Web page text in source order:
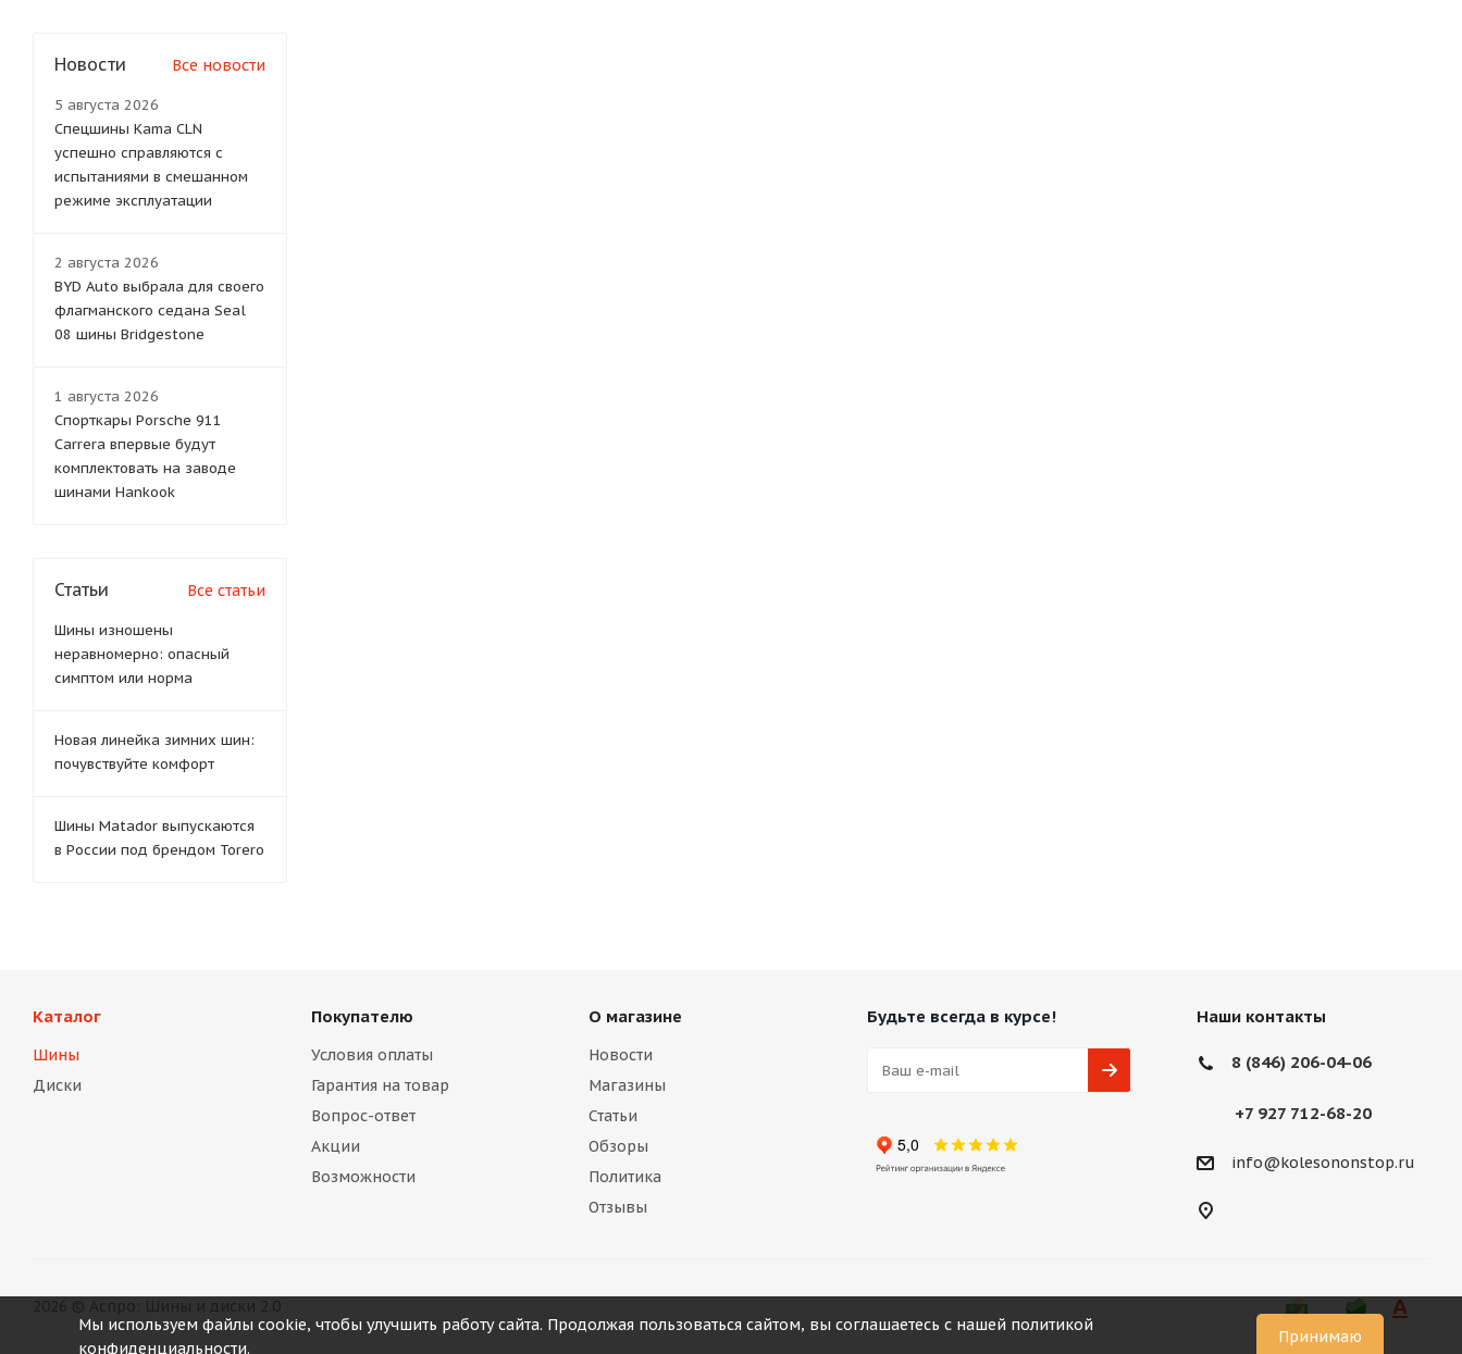
Новости Все новости
5 августа 2026
Спецшины Kama CLN
успешно справляются с
испытаниями в смешанном
режиме эксплуатации
2 августа 2026
BYD Auto выбрала для своего
флагманского седана Seal
08 шины Bridgestone
1 августа 2026
Спорткары Porsche 911
Carrera впервые будут
комплектовать на заводе
шинами Hankook
Статьи Все статьи
Шины изношены
неравномерно: опасный
симптом или норма
Новая линейка зимних шин:
почувствуйте комфорт
Шины Matador выпускаются
в России под брендом Torero
Каталог
Шины
Диски
Покупателю
Условия оплаты
Гарантия на товар
Вопрос-ответ
Акции
Возможности
О магазине
Новости
Магазины
Статьи
Обзоры
Политика
Отзывы
Будьте всегда в курсе! Наши контакты
8 (846) 206-04-06
+7 927 712-68-20
info@kolesononstop.ru
Мы используем файлы cookie, чтобы улучшить работу сайта. Продолжая пользоваться сайтом, вы соглашаетесь с нашей политикой
конфиденциальности.
Принимаю